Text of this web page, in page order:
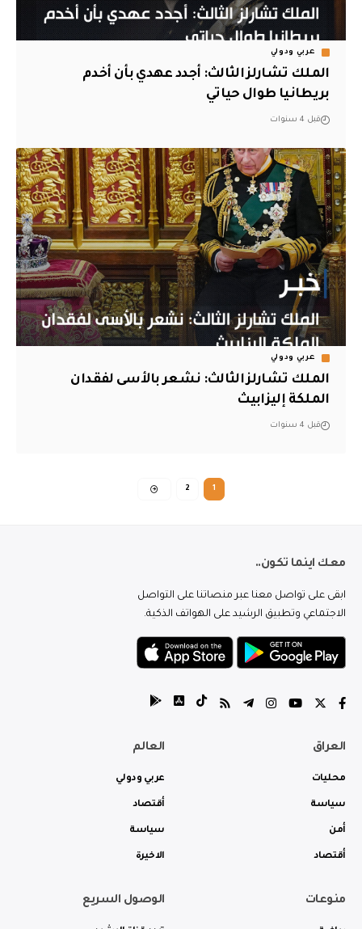
عربي ودولي
الملك تشارلز الثالث: أجدد عهدي بأن أخدم
بريطانيا طوال حياتي
قبل 4 سنوات
عربي ودولي
الملك تشارلز الثالث: نشعر بالأسى لفقدان
الملكة إليزابيث
قبل 4 سنوات
1
2
معك اينما تكون..
ابقى على تواصل معنا عبر منصاتنا على التواصل
الاجتماعي وتطبيق الرشيد على الهواتف الذكية.
العراق
محليات
سياسة
أمن
أقتصاد
العالم
عربي ودولي
أقتصاد
سياسة
الاخيرة
منوعات الوصول السريع